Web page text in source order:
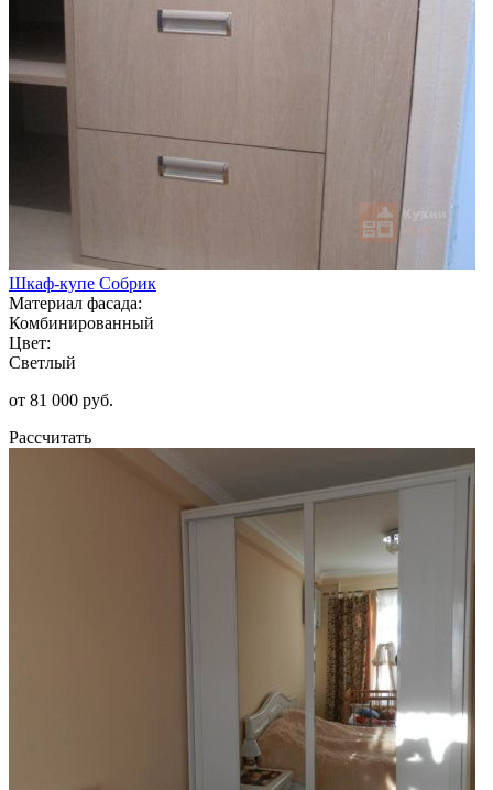
Шкаф-купе Собрик
Материал фасада:
Комбинированный
Цвет:
Светлый
от 81 000 руб.
Рассчитать